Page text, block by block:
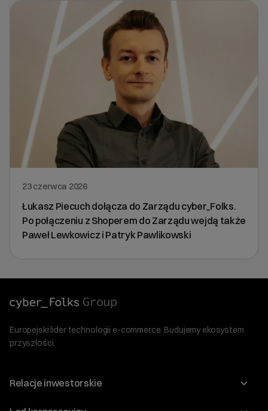
23 czerwca 2026
Łukasz Piecuch dołącza do Zarządu cyber_Folks.
Po połączeniu z Shoperem do Zarządu wejdą także
Paweł Lewkowicz i Patryk Pawlikowski
Europejski lider technologii e-commerce. Budujemy ekosystem
przyszłości.
Relacje inwestorskie
Raporty